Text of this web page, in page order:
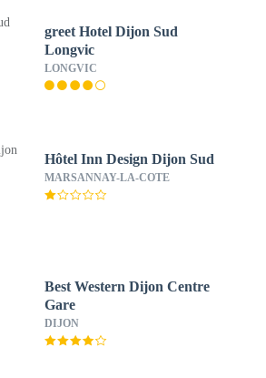
greet Hotel Dijon Sud
Longvic
LONGVIC
Hôtel Inn Design Dijon Sud
MARSANNAY-LA-COTE
Best Western Dijon Centre
Gare
DIJON